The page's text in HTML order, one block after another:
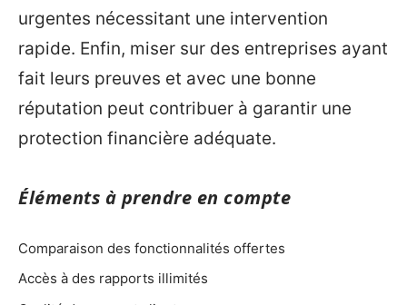
urgentes nécessitant une intervention
rapide. Enfin, miser sur des entreprises ayant
fait leurs preuves et avec une bonne
réputation peut contribuer à garantir une
protection financière adéquate.
Éléments à prendre en compte
Comparaison des fonctionnalités offertes
Accès à des rapports illimités